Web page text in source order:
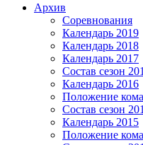
Архив
Соревнования
Календарь 2019
Календарь 2018
Календарь 2017
Состав сезон
Календарь 2016
Положение
Состав сезон
Календарь 2015
Положение